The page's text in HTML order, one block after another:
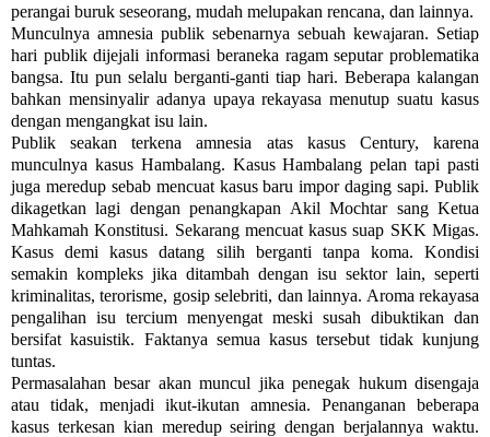
perangai buruk seseorang, mudah melupakan rencana, dan lainnya.
Munculnya amnesia publik sebenarnya sebuah kewajaran. Setiap
hari publik dijejali informasi beraneka ragam seputar problematika
bangsa. Itu pun selalu berganti-ganti tiap hari. Beberapa kalangan
bahkan mensinyalir adanya upaya rekayasa menutup suatu kasus
dengan mengangkat isu lain.
Publik seakan terkena amnesia atas kasus Century, karena
munculnya kasus Hambalang. Kasus Hambalang pelan tapi pasti
juga meredup sebab mencuat kasus baru impor daging sapi. Publik
dikagetkan lagi dengan penangkapan Akil Mochtar sang Ketua
Mahkamah Konstitusi. Sekarang mencuat kasus suap SKK Migas.
Kasus demi kasus datang silih berganti tanpa koma. Kondisi
semakin kompleks jika ditambah dengan isu sektor lain, seperti
kriminalitas, terorisme, gosip selebriti, dan lainnya. Aroma rekayasa
pengalihan isu tercium menyengat meski susah dibuktikan dan
bersifat kasuistik. Faktanya semua kasus tersebut tidak kunjung
tuntas.
Permasalahan besar akan muncul jika penegak hukum disengaja
atau tidak, menjadi ikut-ikutan amnesia. Penanganan beberapa
kasus terkesan kian meredup seiring dengan berjalannya waktu.